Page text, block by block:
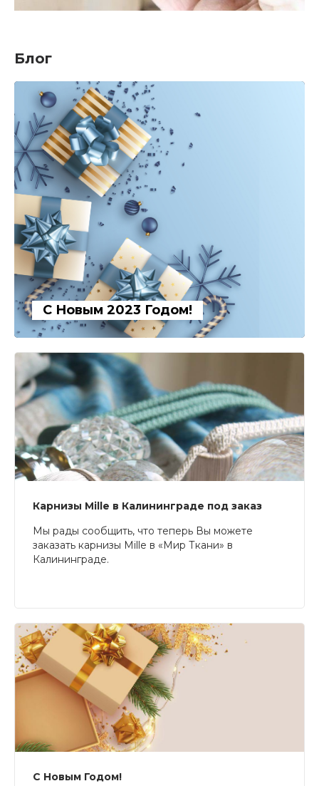
Блог
С Новым 2023 Годом!
Карнизы Mille в Калининграде под заказ
Мы рады сообщить, что теперь Вы можете
заказать карнизы Mille в «Мир Ткани» в
Калининграде.
С Новым Годом!